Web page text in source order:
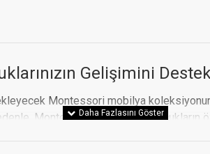
Gelişimini
Montessori mobilya
Montessori mobilyaları,